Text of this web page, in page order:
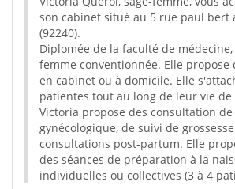
son cabinet situé au 5 rue paul bert
(92240).
Diplomée de la faculté de
femme conventionnée. Elle propose
en cabinet ou à domicile. Elle
patientes tout au long de leur vie de
Victoria propose des consultation
gynécologique, de suivi de
consultations post-partum. Elle
des séances de préparation à la
individuelles ou collectives (3 à 4